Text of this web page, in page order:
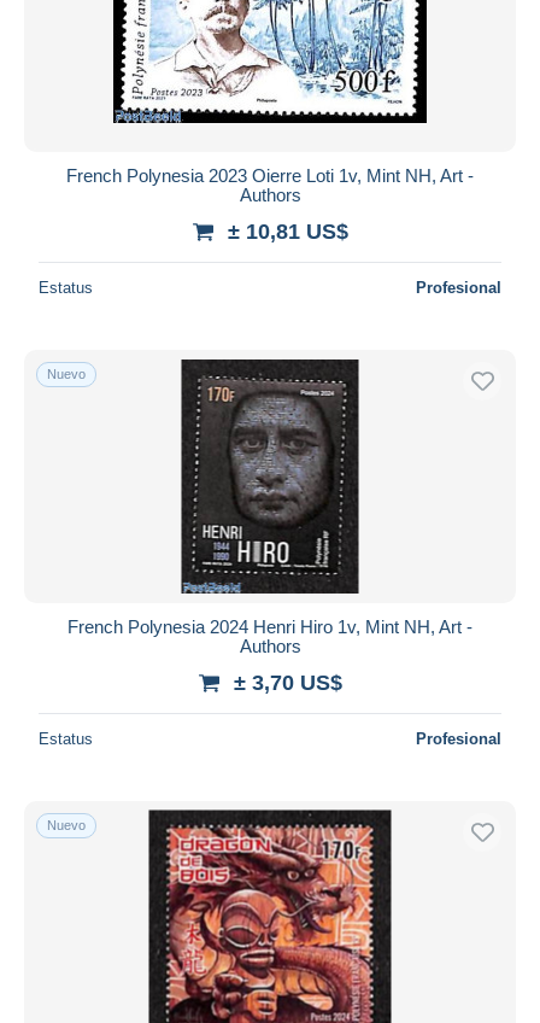
French Polynesia 2023 Oierre Loti 1v, Mint NH, Art -
Authors
± 10,81 US$
Estatus Profesional
Nuevo
French Polynesia 2024 Henri Hiro 1v, Mint NH, Art -
Authors
± 3,70 US$
Estatus Profesional
Nuevo